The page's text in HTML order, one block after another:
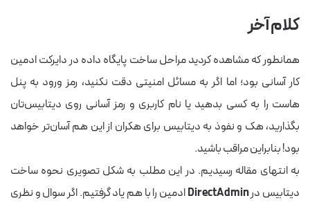
کلام آخر
همانطور که مشاهده کردید مراحل ساخت پایگاه داده در دایرکت ادمین
کار آسانی بود؛ اما اگر به مسائل امنیتی دقت نکنید، رمز ورود به پنل
هاست را به کسی بدهید یا نام کاربری و رمز آسانی روی دیتابیس‌تان
بگذارید، هک و نفوذ به دیتابیس برای هکران از این هم آسان‌تر خواهد
بود! بنابراین مراقب باشید.
به انتهای مقاله رسیدیم. در این مطلب به شکل تصویری نحوه ساخت
دیتابیس درDirectAdminادمین را با هم یاد گرفتیم. اگر سوال و نظری